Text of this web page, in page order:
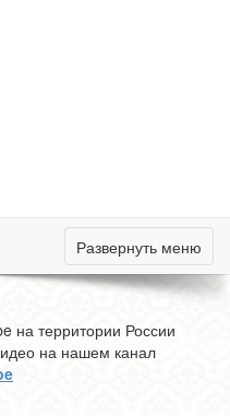
Развернуть меню
на территории России
на нашем канал